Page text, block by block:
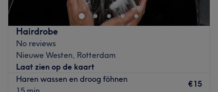
Dichtstbijzijnde openbaar vervoer:
De salon is gelegen bij de halte Mathenesserplein.
Het team:
De salon heeft een klein team van medewerkers die zorg
dragen voor de klanten. Ze zijn professioneel, vriendelijk
en streven ernaar om aan alle behoeften van hun klanten
Hairdrobe
No reviews
Nieuwe Westen, Rotterdam
Laat zien op de kaart
Haren wassen en droog föhnen
€15